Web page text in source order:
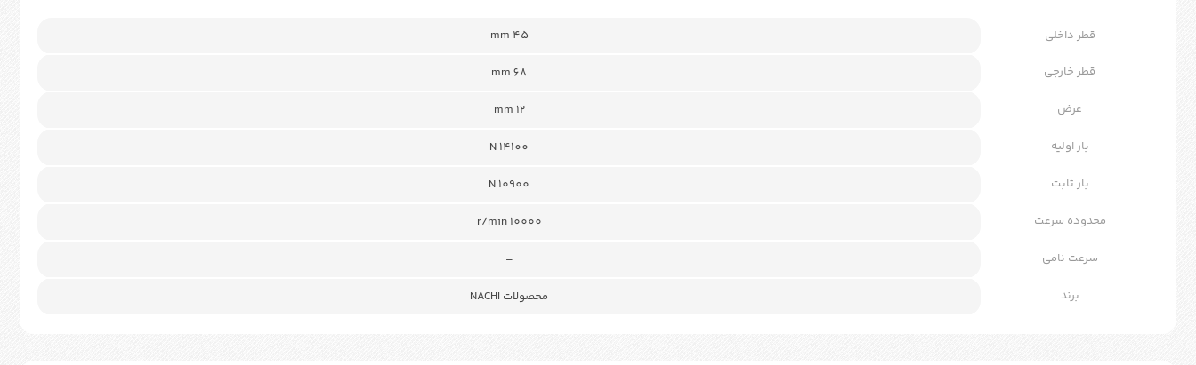
قطر داخلی mm 45
قطر خارجی mm 68
عرض mm 12
بار اولیه N 14100
بار ثابت N 10900
محدوده سرعت r/min 10000
سرعت نامی –
برند محصولات NACHI